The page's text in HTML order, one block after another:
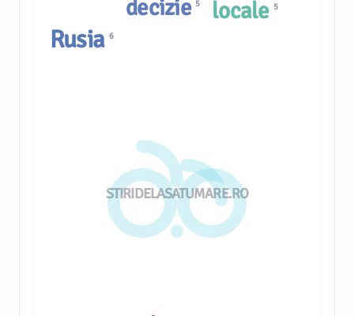
STIRIDELASATUMARE.RO
Rusia6
decizie 5 locale 5